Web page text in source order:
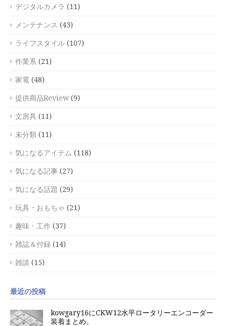
デジタルカメラ (11)
メンテナンス (43)
ライフスタイル (107)
作業系 (21)
家電 (48)
提供商品Review (9)
文房具 (11)
未分類 (11)
気になるアイテム (118)
気になる記事 (27)
気になる話題 (29)
玩具・おもちゃ (21)
趣味・工作 (37)
雑誌＆付録 (14)
雑談 (15)
最近の投稿
kowgary16にCKW12水平ロータリーエンコーダー
装着まとめ。